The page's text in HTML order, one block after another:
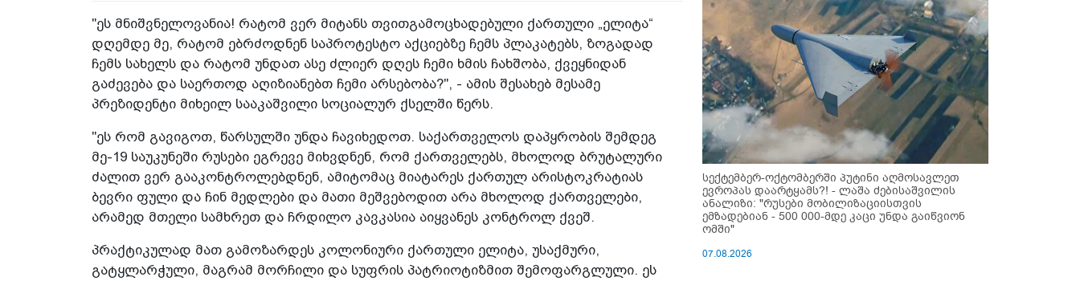
"ეს მნიშვნელოვანია! რატომ ვერ მიტანს თვითგამოცხადებული ქართული „ელიტა“
დღემდე მე, რატომ ებრძოდნენ საპროტესტო აქციებზე ჩემს პლაკატებს, ზოგადად
ჩემს სახელს და რატომ უნდათ ასე ძლიერ დღეს ჩემი ხმის ჩახშობა, ქვეყნიდან
გაძევება და საერთოდ აღიზიანებთ ჩემი არსებობა?", - ამის შესახებ მესამე
პრეზიდენტი მიხეილ სააკაშვილი სოციალურ ქსელში წერს.
"ეს რომ გავიგოთ, წარსულში უნდა ჩავიხედოთ. საქართველოს დაპყრობის შემდეგ
მე-19 საუკუნეში რუსები ეგრევე მიხვდნენ, რომ ქართველებს, მხოლოდ ბრუტალური
ძალით ვერ გააკონტროლებდნენ, ამიტომაც მიატარეს ქართულ არისტოკრატიას
ბევრი ფული და ჩინ მედლები და მათი მეშვებოდით არა მხოლოდ ქართველები,
არამედ მთელი სამხრეთ და ჩრდილო კავკასია აიყვანეს კონტროლ ქვეშ.
პრაქტიკულად მათ გამოზარდეს კოლონიური ქართული ელიტა, უსაქმური,
გატყლარჭული, მაგრამ მორჩილი და სუფრის პატრიოტიზმით შემოფარგლული. ეს
სექტემბერ-ოქტომბერში პუტინი აღმოსავლეთ
ევროპას დაარტყამს?! - ლაშა ძებისაშვილის
ანალიზი: "რუსები მობი­ლიზაციისთვის
ემზადებიან - 500 000-მდე კაცი უნდა გაიწვიონ
ომში"
07.08.2026